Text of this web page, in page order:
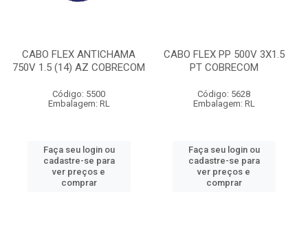
CABO FLEX ANTICHAMA
750V 1.5 (14) AZ COBRECOM
Código: 5500
Embalagem: RL
Faça seu login ou
cadastre-se para
ver preços e
comprar
CABO FLEX PP 500V 3X1.5
PT COBRECOM
Código: 5628
Embalagem: RL
Faça seu login ou
cadastre-se para
ver preços e
comprar